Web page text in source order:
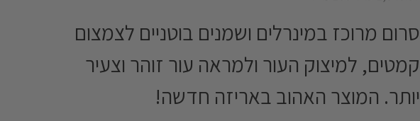
סרום מרוכז במינרלים ושמנים בוטניים לצמצום
קמטים, למיצוק העור ולמראה עור זוהר וצעיר
יותר. המוצר האהוב באריזה חדשה!